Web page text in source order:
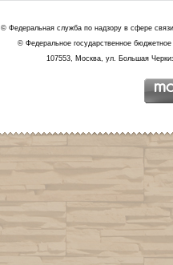
© Федеральная служба по надзору в сфере
© Федеральное государственное
107553, Москва, ул. Большая